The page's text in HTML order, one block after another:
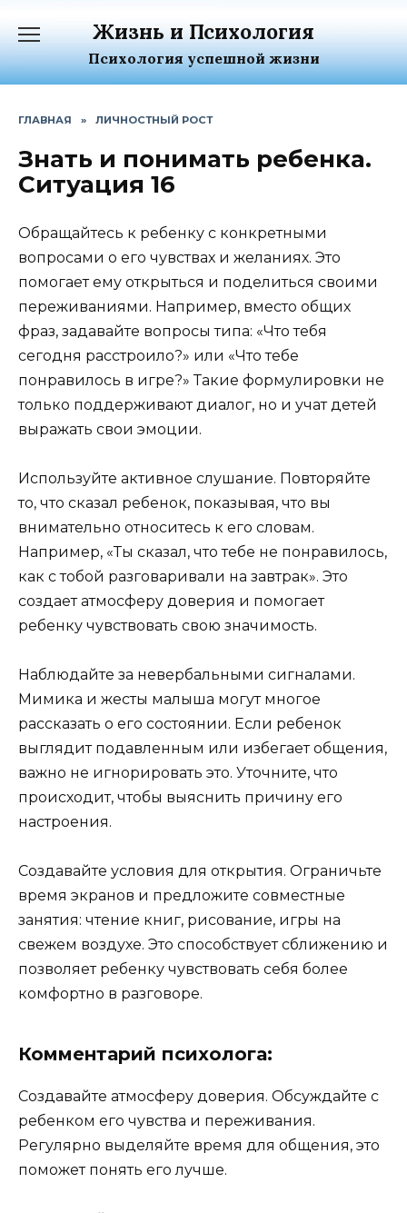
содержанию
Жизнь и Психология
Психология успешной жизни
ГЛАВНАЯ » ЛИЧНОСТНЫЙ РОСТ
Знать и понимать ребенка.
Ситуация 16
Обращайтесь к ребенку с конкретными
вопросами о его чувствах и желаниях. Это
помогает ему открыться и поделиться своими
переживаниями. Например, вместо общих
фраз, задавайте вопросы типа: «Что тебя
сегодня расстроило?» или «Что тебе
понравилось в игре?» Такие формулировки не
только поддерживают диалог, но и учат детей
выражать свои эмоции.
Используйте активное слушание. Повторяйте
то, что сказал ребенок, показывая, что вы
внимательно относитесь к его словам.
Например, «Ты сказал, что тебе не понравилось,
как с тобой разговаривали на завтрак». Это
создает атмосферу доверия и помогает
ребенку чувствовать свою значимость.
Наблюдайте за невербальными сигналами.
Мимика и жесты малыша могут многое
рассказать о его состоянии. Если ребенок
выглядит подавленным или избегает общения,
важно не игнорировать это. Уточните, что
происходит, чтобы выяснить причину его
настроения.
Создавайте условия для открытия. Ограничьте
время экранов и предложите совместные
занятия: чтение книг, рисование, игры на
свежем воздухе. Это способствует сближению и
позволяет ребенку чувствовать себя более
комфортно в разговоре.
Комментарий психолога:
Создавайте атмосферу доверия. Обсуждайте с
ребенком его чувства и переживания.
Регулярно выделяйте время для общения, это
поможет понять его лучше.